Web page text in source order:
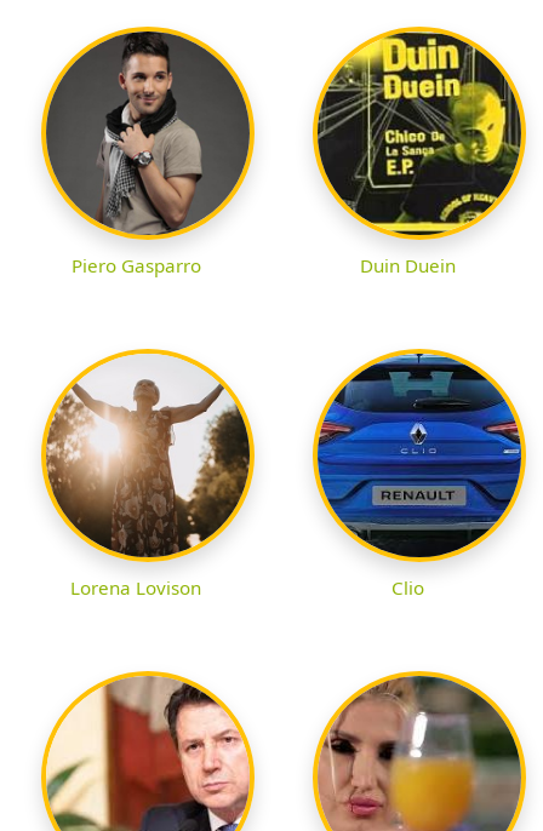
Piero Gasparro Duin Duein
Lorena Lovison Clio